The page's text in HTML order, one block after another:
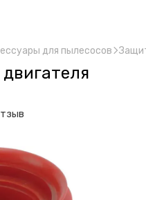
для пылесосов